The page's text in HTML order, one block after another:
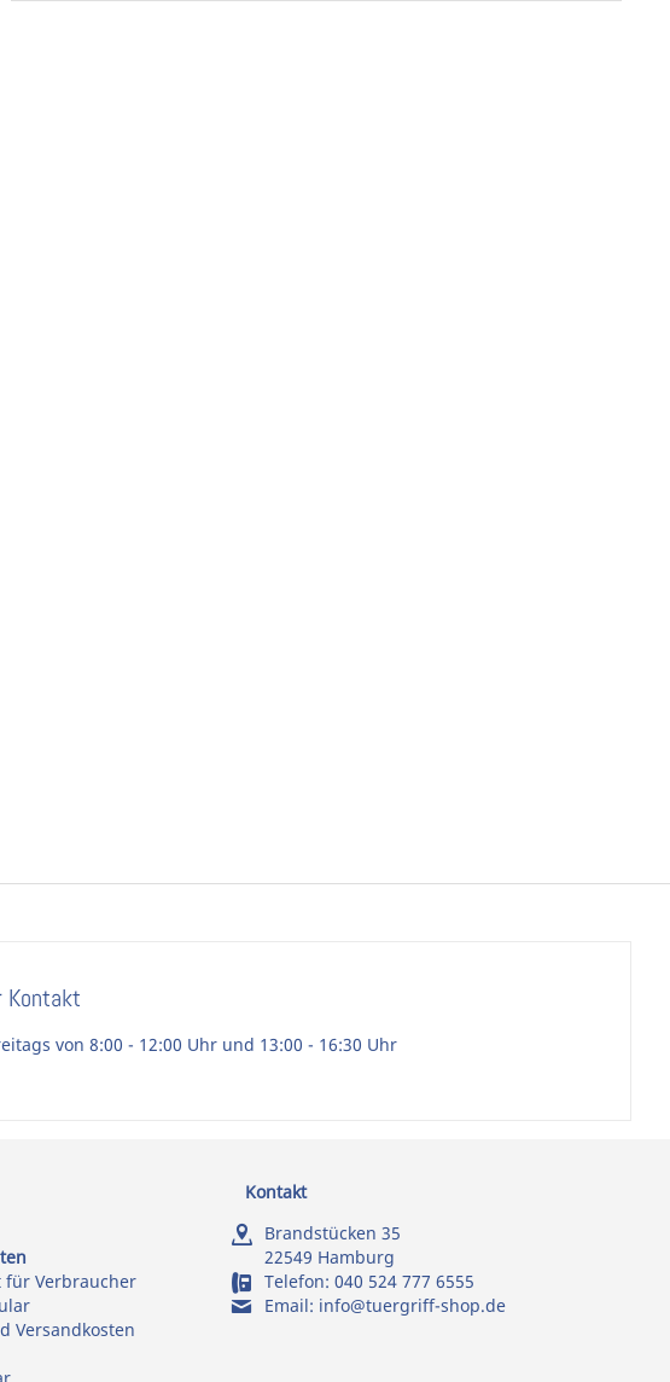
Kontakt
von 8:00 - 12:00 Uhr und 13:00 - 16:30 Uhr
Verbraucher
Versandkosten
Kontakt
Brandstücken 35
22549 Hamburg
Telefon: 040 524 777 6555
Email: info@tuergriff-shop.de